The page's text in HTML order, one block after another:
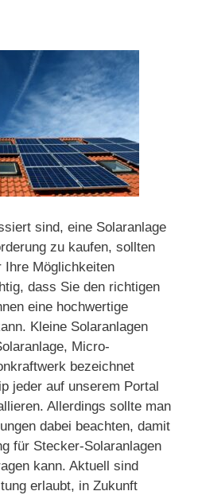
sind, eine Solaranlage
zu kaufen, sollten
Ihre Möglichkeiten
dass Sie den richtigen
eine hochwertige
Kleine Solaranlagen
Micro-
bezeichnet
jeder auf unserem Portal
Allerdings sollte man
dabei beachten, damit
für Stecker-Solaranlagen
kann. Aktuell sind
erlaubt, in Zukunft